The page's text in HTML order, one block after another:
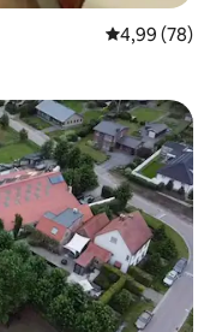
Μέση
4,99 (78)